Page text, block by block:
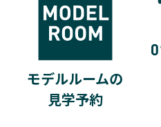
モデルルームの
見学予約